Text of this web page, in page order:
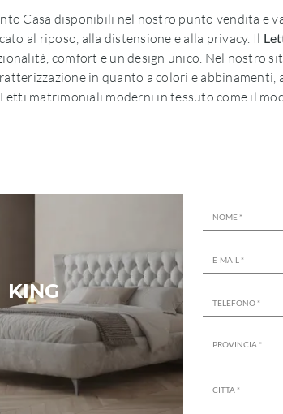
Casa disponibili nel nostro punto vendita e
al riposo, alla distensione e alla privacy. Il
comfort e un design unico. Nel
in quanto a colori e
matrimoniali moderni in tessuto come il
KING